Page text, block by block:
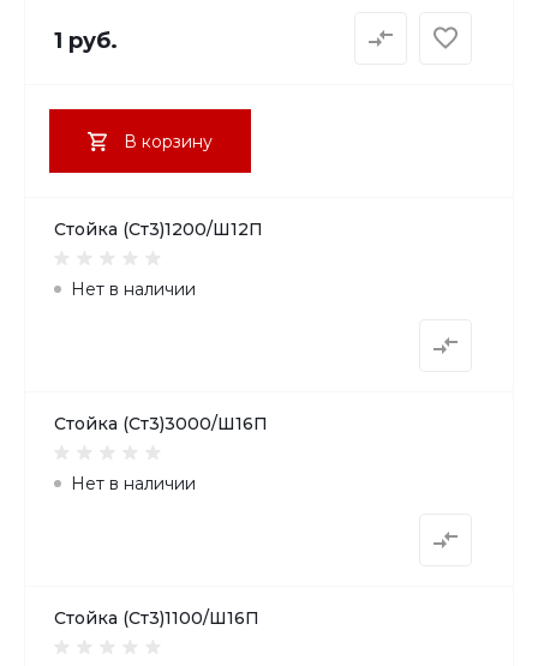
1 руб.
В корзину
Стойка (Ст3)1200/Ш12П
Нет в наличии
Стойка (Ст3)3000/Ш16П
Нет в наличии
Стойка (Ст3)1100/Ш16П